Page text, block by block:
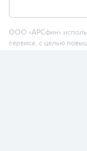
ООО «АРСфин»
сервиса, с целью